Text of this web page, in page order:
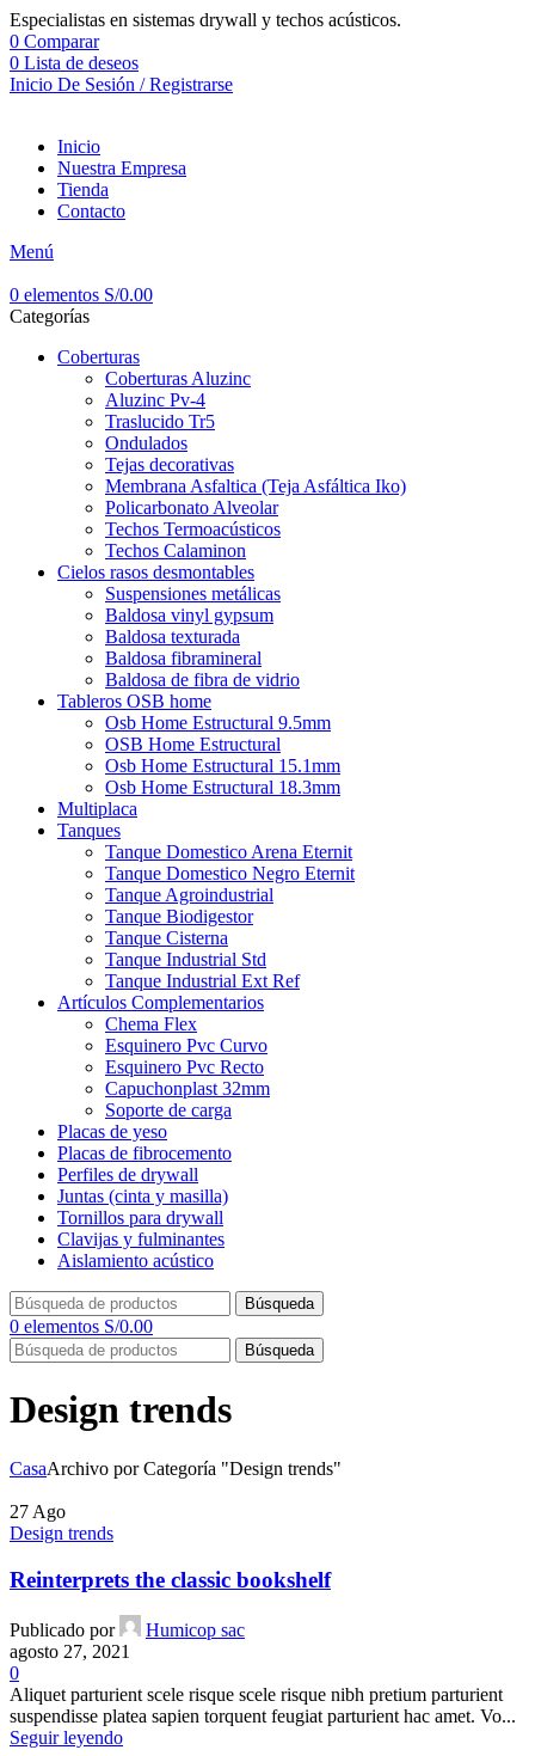
Especialistas en sistemas drywall y techos acústicos.
0 Comparar
0 Lista de deseos
Inicio De Sesión / Registrarse
Inicio
Nuestra Empresa
Tienda
Contacto
Menú
0 elementos S/0.00
Categorías
Coberturas
Coberturas Aluzinc
Aluzinc Pv-4
Traslucido Tr5
Ondulados
Tejas decorativas
Membrana Asfaltica (Teja Asfáltica Iko)
Policarbonato Alveolar
Techos Termoacústicos
Techos Calaminon
Cielos rasos desmontables
Suspensiones metálicas
Baldosa vinyl gypsum
Baldosa texturada
Baldosa fibramineral
Baldosa de fibra de vidrio
Tableros OSB home
Osb Home Estructural 9.5mm
OSB Home Estructural
Osb Home Estructural 15.1mm
Osb Home Estructural 18.3mm
Multiplaca
Tanques
Tanque Domestico Arena Eternit
Tanque Domestico Negro Eternit
Tanque Agroindustrial
Tanque Biodigestor
Tanque Cisterna
Tanque Industrial Std
Tanque Industrial Ext Ref
Artículos Complementarios
Chema Flex
Esquinero Pvc Curvo
Esquinero Pvc Recto
Capuchonplast 32mm
Soporte de carga
Placas de yeso
Placas de fibrocemento
Perfiles de drywall
Juntas (cinta y masilla)
Tornillos para drywall
Clavijas y fulminantes
Aislamiento acústico
Búsqueda
0 elementos S/0.00
Búsqueda
Design trends
CasaArchivo por Categoría "Design trends"
27 Ago
Design trends
Reinterprets the classic bookshelf
Publicado por
Humicop sac
agosto 27, 2021
0
Aliquet parturient scele risque scele risque nibh pretium parturient
suspendisse platea sapien torquent feugiat parturient hac amet. Vo...
Seguir leyendo